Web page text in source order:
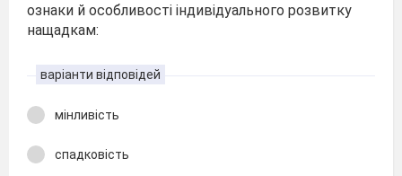
ознаки й особливості індивідуального розвитку
нащадкам:
варіанти відповідей
мінливість
спадковість